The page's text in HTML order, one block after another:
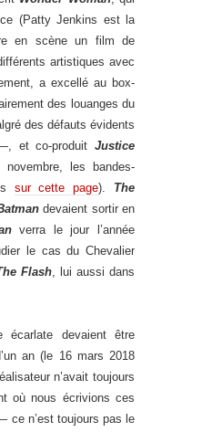
(Patty Jenkins est la
en scène un film de
artistiques avec
a excellé au box-
des louanges du
des défauts évidents
et co-produit Justice
les bandes-
sur cette page). The
devaient sortir en
verra le jour l’année
le cas du Chevalier
Flash, lui aussi dans
écarlate devaient être
an (le 16 mars 2018
n’avait toujours
où nous écrivions ces
ce n’est toujours pas le